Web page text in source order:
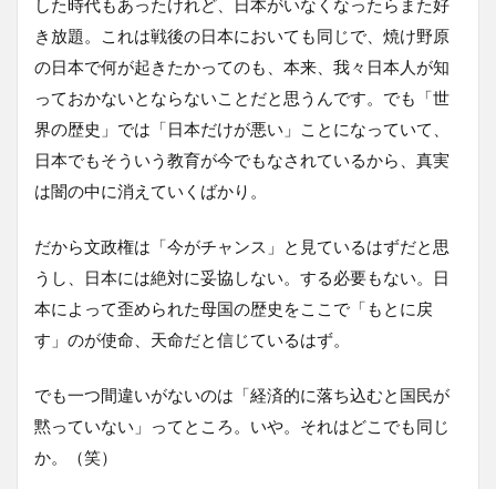
した時代もあったけれど、日本がいなくなったらまた好
き放題。これは戦後の日本においても同じで、焼け野原
の日本で何が起きたかってのも、本来、我々日本人が知
っておかないとならないことだと思うんです。でも「世
界の歴史」では「日本だけが悪い」ことになっていて、
日本でもそういう教育が今でもなされているから、真実
は闇の中に消えていくばかり。
だから文政権は「今がチャンス」と見ているはずだと思
うし、日本には絶対に妥協しない。する必要もない。日
本によって歪められた母国の歴史をここで「もとに戻
す」のが使命、天命だと信じているはず。
でも一つ間違いがないのは「経済的に落ち込むと国民が
黙っていない」ってところ。いや。それはどこでも同じ
か。（笑）